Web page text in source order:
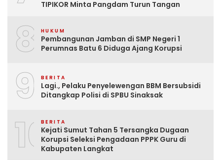
TIPIKOR Minta Pangdam Turun Tangan
8 HUKUM
Pembangunan Jamban di SMP Negeri 1
Perumnas Batu 6 Diduga Ajang Korupsi
9 BERITA
Lagi., Pelaku Penyelewengan BBM Bersubsidi
Ditangkap Polisi di SPBU Sinaksak
10BERITA
Kejati Sumut Tahan 5 Tersangka Dugaan
Korupsi Seleksi Pengadaan PPPK Guru di
Kabupaten Langkat